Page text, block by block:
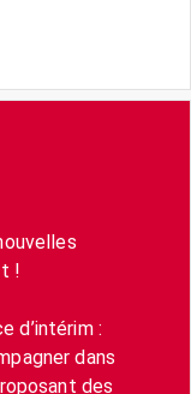
!
d’intérim :
dans
des